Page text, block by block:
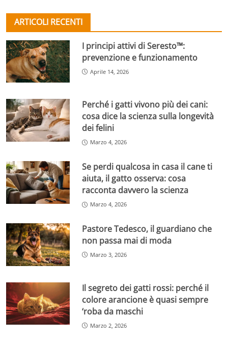
ARTICOLI RECENTI
I principi attivi di Seresto™:
prevenzione e funzionamento
Aprile 14, 2026
Perché i gatti vivono più dei cani:
cosa dice la scienza sulla longevità
dei felini
Marzo 4, 2026
Se perdi qualcosa in casa il cane ti
aiuta, il gatto osserva: cosa
racconta davvero la scienza
Marzo 4, 2026
Pastore Tedesco, il guardiano che
non passa mai di moda
Marzo 3, 2026
Il segreto dei gatti rossi: perché il
colore arancione è quasi sempre
‘roba da maschi
Marzo 2, 2026